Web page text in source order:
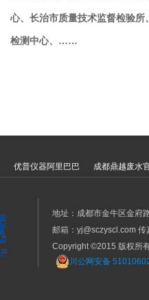
心、长治市质量技术监督检验
检测中心、……
优普仪器阿里巴巴 成都鼎越废水
地址：成都市金牛区金府
邮箱：yj@sczyscl.com
Copyright ©2015 版权所
川公网安备